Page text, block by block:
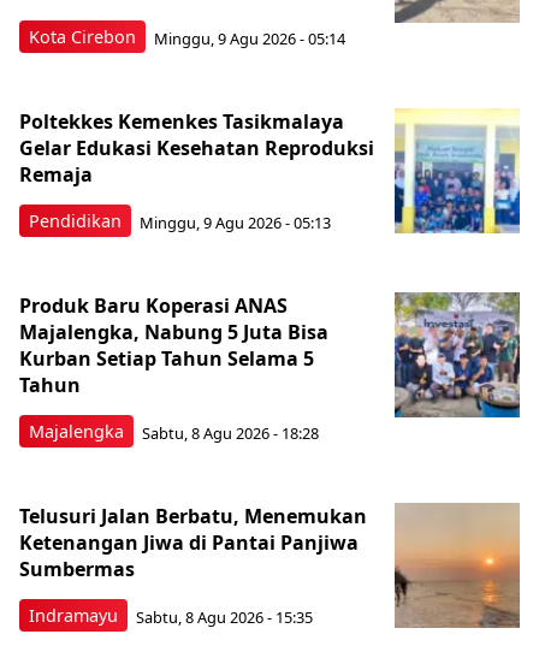
Kota Cirebon Minggu, 9 Agu 2026 - 05:14
Pendidikan
Poltekkes Kemenkes Tasikmalaya
Gelar Edukasi Kesehatan Reproduksi
Remaja
Minggu, 9 Agu 2026 - 05:13
Majalengka
Produk Baru Koperasi ANAS
Majalengka, Nabung 5 Juta Bisa
Kurban Setiap Tahun Selama 5
Tahun
Sabtu, 8 Agu 2026 - 18:28
Indramayu
Telusuri Jalan Berbatu, Menemukan
Ketenangan Jiwa di Pantai Panjiwa
Sumbermas
Sabtu, 8 Agu 2026 - 15:35